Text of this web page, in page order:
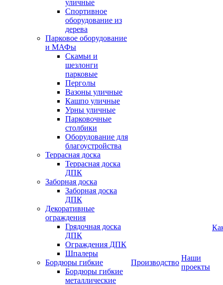
уличные
Спортивное
оборудование из
дерева
Парковое оборудование
и МАФы
Скамьи и
шезлонги
парковые
Перголы
Вазоны уличные
Кашпо уличные
Урны уличные
Парковочные
столбики
Оборудование для
благоустройства
Террасная доска
Террасная доска
ДПК
Заборная доска
Заборная доска
ДПК
Декоративные
ограждения
Грядочная доска
ДПК
Ограждения ДПК
Шпалеры
Бордюры гибкие
Бордюры гибкие
металлические
Производство
Наши
проекты